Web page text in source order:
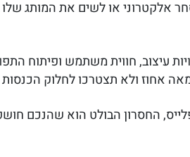
עיצוב, חווית משתמש ופיתוח
אחוז ולא תצטרכו לחלוק הכנסות
החסרון הבולט הוא שהנכם